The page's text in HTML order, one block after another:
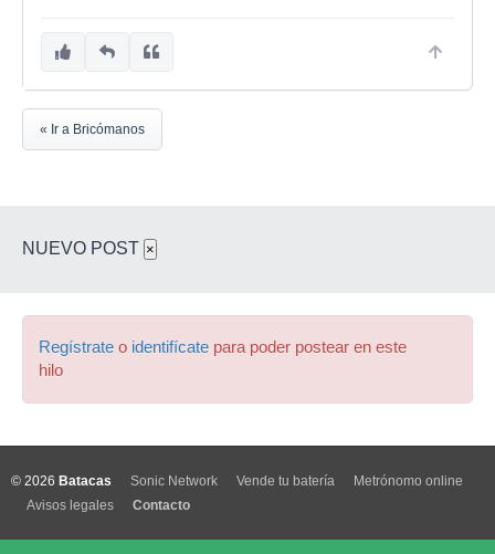
« Ir a Bricómanos
NUEVO POST ×
Regístrate o identifícate para poder postear en este
hilo
© 2026 Batacas Sonic Network Vende tu batería
Metrónomo online
Avisos legales
Contacto